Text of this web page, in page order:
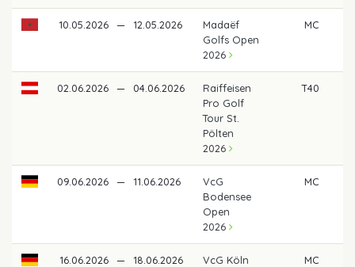
10.05.2026 — 12.05.2026
Madaëf
Golfs Open
2026
MC
02.06.2026 — 04.06.2026
Raiffeisen
Pro Golf
Tour St.
Pölten
2026
T40
09.06.2026 — 11.06.2026
VcG
Bodensee
Open
2026
MC
16.06.2026 — 18.06.2026
VcG Köln
MC